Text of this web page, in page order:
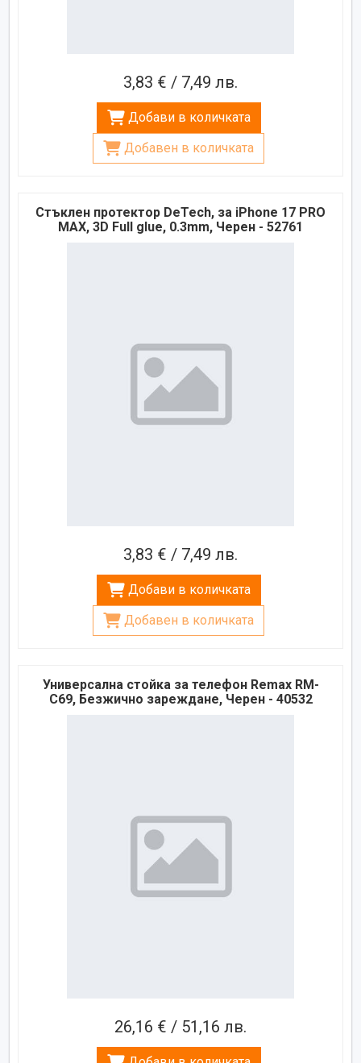
3,83 € / 7,49 лв.
Добави в количката
Добавен в количката
Стъклен протектор DeTech, за iPhone 17 PRO
MAX, 3D Full glue, 0.3mm, Черен - 52761
3,83 € / 7,49 лв.
Добави в количката
Добавен в количката
Универсална стойка за телефон Remax RM-
C69, Безжично зареждане, Черен - 40532
26,16 € / 51,16 лв.